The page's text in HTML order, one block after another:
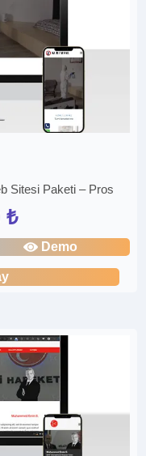
Sitesi Paketi – Pros
₺
Demo